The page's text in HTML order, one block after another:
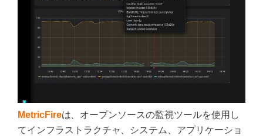
MetricFireは、オープンソースの監視ツールを使用し
てインフラストラクチャ、システム、アプリケーショ